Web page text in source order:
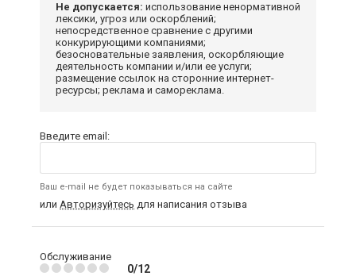
Не допускается: использование ненормативной
лексики, угроз или оскорблений;
непосредственное сравнение с другими
конкурирующими компаниями;
безосновательные заявления, оскорбляющие
деятельность компании и/или ее услуги;
размещение ссылок на сторонние интернет-
ресурсы; реклама и самореклама.
Введите email:
Ваш e-mail не будет показываться на сайте
или Авторизуйтесь для написания отзыва
Обслуживание
0/12